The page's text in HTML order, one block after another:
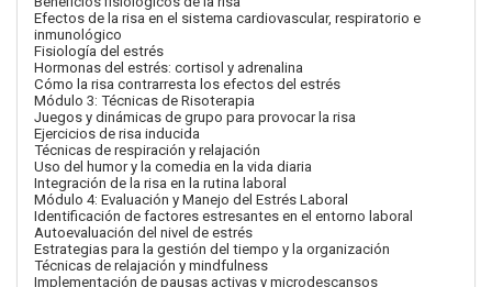
Efectos de la risa en el sistema cardiovascular, respiratorio e
inmunológico
Fisiología del estrés
Hormonas del estrés: cortisol y adrenalina
Cómo la risa contrarresta los efectos del estrés
Módulo 3: Técnicas de Risoterapia
Juegos y dinámicas de grupo para provocar la risa
Ejercicios de risa inducida
Técnicas de respiración y relajación
Uso del humor y la comedia en la vida diaria
Integración de la risa en la rutina laboral
Módulo 4: Evaluación y Manejo del Estrés Laboral
Identificación de factores estresantes en el entorno laboral
Autoevaluación del nivel de estrés
Estrategias para la gestión del tiempo y la organización
Técnicas de relajación y mindfulness
Implementación de pausas activas y microdescansos